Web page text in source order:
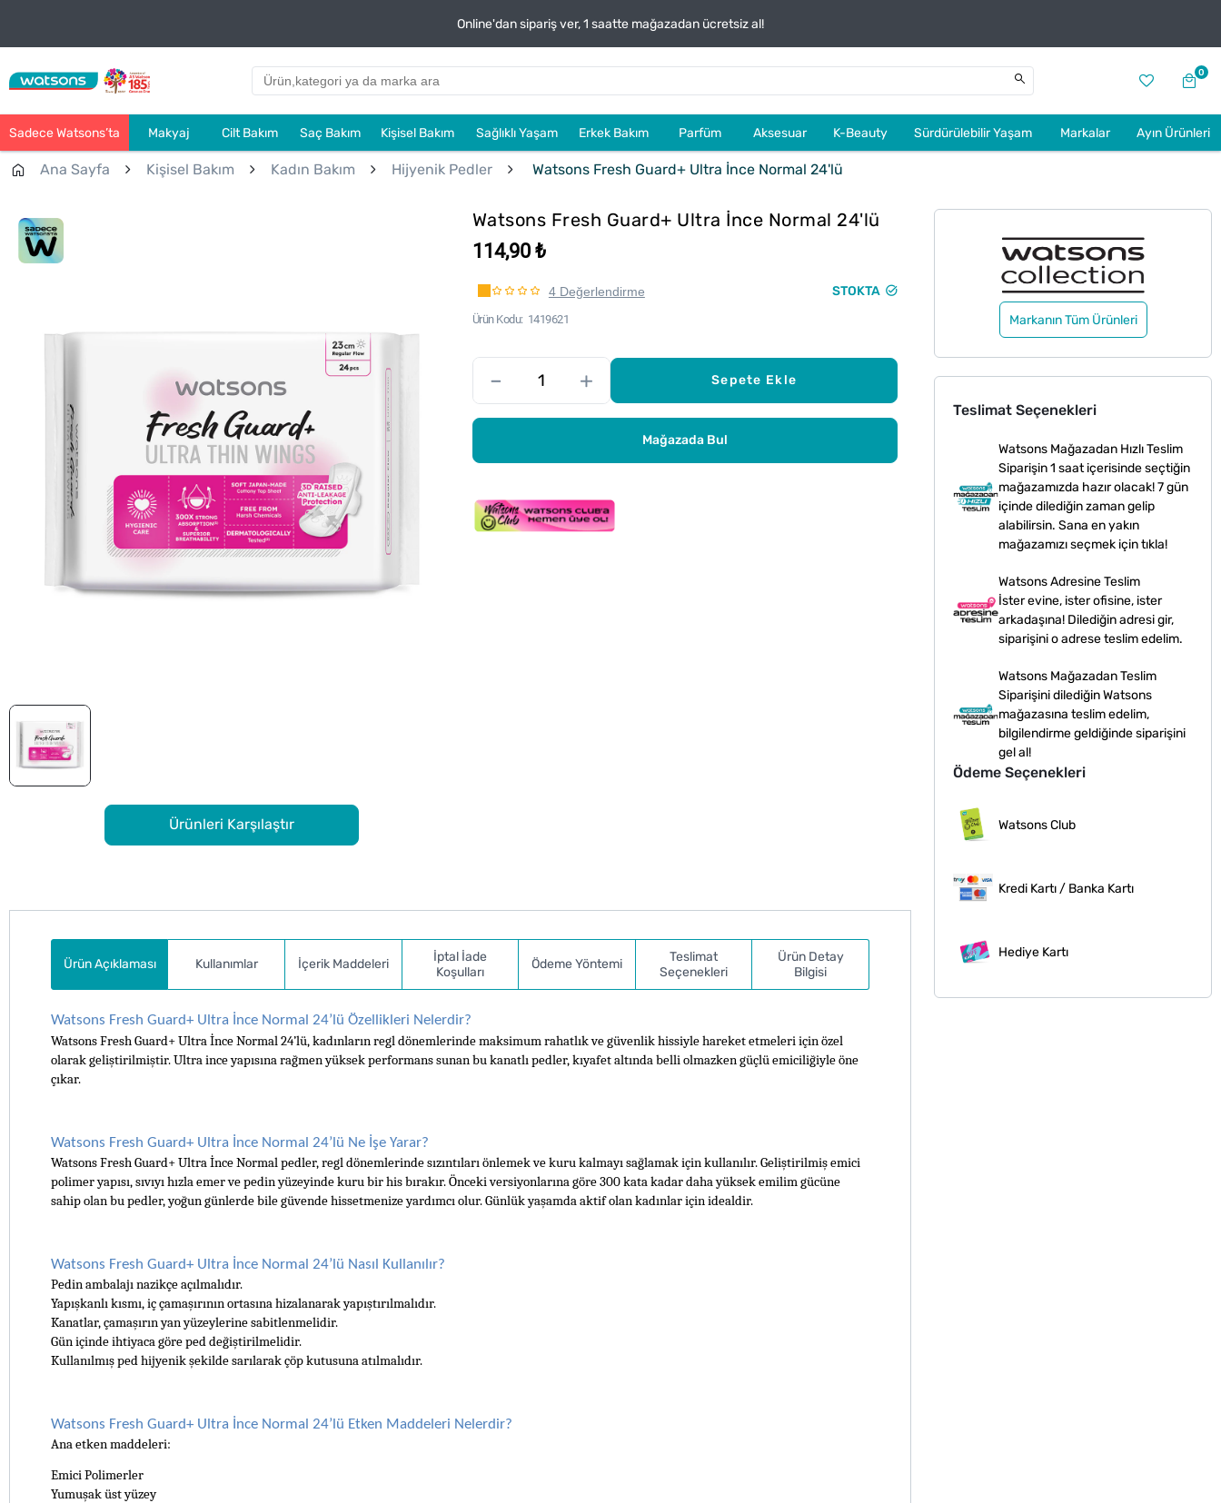
Online'dan sipariş ver, 1 saatte mağazadan ücretsiz al!
0
Sadece Watsons’ta Makyaj Cilt Bakım Saç Bakım Kişisel Bakım Sağlıklı Yaşam Erkek Bakım Parfüm Aksesuar K-Beauty Sürdürülebilir Yaşam Markalar Ayın Ürünleri
Ana Sayfa Kişisel Bakım Kadın Bakım Hijyenik Pedler Watsons Fresh Guard+ Ultra İnce Normal 24'lü
Ürünleri Karşılaştır
Watsons Fresh Guard+ Ultra İnce Normal 24'lü
114,90 ₺
4 Değerlendirme STOKTA
Ürün Kodu 1419621
– + Sepete Ekle
Mağazada Bul
Markanın Tüm Ürünleri
Teslimat Seçenekleri
Watsons Mağazadan Hızlı Teslim
Siparişin 1 saat içerisinde seçtiğin
mağazamızda hazır olacak! 7 gün
içinde dilediğin zaman gelip
alabilirsin. Sana en yakın
mağazamızı seçmek için tıkla!
Watsons Adresine Teslim
İster evine, ister ofisine, ister
arkadaşına! Dilediğin adresi gir,
siparişini o adrese teslim edelim.
Watsons Mağazadan Teslim
Siparişini dilediğin Watsons
mağazasına teslim edelim,
bilgilendirme geldiğinde siparişini
gel al!
Ödeme Seçenekleri
Watsons Club
Kredi Kartı / Banka Kartı
Hediye Kartı
Ürün Açıklaması
Kullanımlar İçerik Maddeleri
İptal İade
Koşulları
Ödeme Yöntemi
Teslimat
Seçenekleri
Ürün Detay
Bilgisi
Watsons Fresh Guard+ Ultra İnce Normal 24’lü Özellikleri Nelerdir?
Watsons Fresh Guard+ Ultra İnce Normal 24’lü, kadınların regl dönemlerinde maksimum rahatlık ve güvenlik hissiyle hareket etmeleri için özel
olarak geliştirilmiştir. Ultra ince yapısına rağmen yüksek performans sunan bu kanatlı pedler, kıyafet altında belli olmazken güçlü emiciliğiyle öne
çıkar.
Watsons Fresh Guard+ Ultra İnce Normal 24’lü Ne İşe Yarar?
Watsons Fresh Guard+ Ultra İnce Normal pedler, regl dönemlerinde sızıntıları önlemek ve kuru kalmayı sağlamak için kullanılır. Geliştirilmiş emici
polimer yapısı, sıvıyı hızla emer ve pedin yüzeyinde kuru bir his bırakır. Önceki versiyonlarına göre 300 kata kadar daha yüksek emilim gücüne
sahip olan bu pedler, yoğun günlerde bile güvende hissetmenize yardımcı olur. Günlük yaşamda aktif olan kadınlar için idealdir.
Watsons Fresh Guard+ Ultra İnce Normal 24’lü Nasıl Kullanılır?
Pedin ambalajı nazikçe açılmalıdır.
Yapışkanlı kısmı, iç çamaşırının ortasına hizalanarak yapıştırılmalıdır.
Kanatlar, çamaşırın yan yüzeylerine sabitlenmelidir.
Gün içinde ihtiyaca göre ped değiştirilmelidir.
Kullanılmış ped hijyenik şekilde sarılarak çöp kutusuna atılmalıdır.
Watsons Fresh Guard+ Ultra İnce Normal 24’lü Etken Maddeleri Nelerdir?
Ana etken maddeleri:
Emici Polimerler
Yumuşak üst yüzey